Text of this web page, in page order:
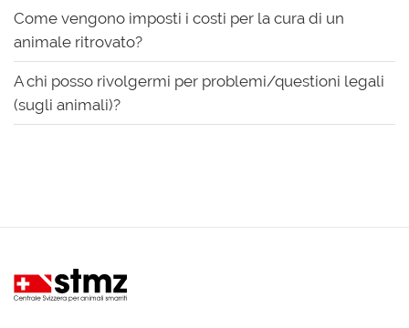
Come vengono imposti i costi per la cura di un
animale ritrovato?
A chi posso rivolgermi per problemi/questioni legali
(sugli animali)?